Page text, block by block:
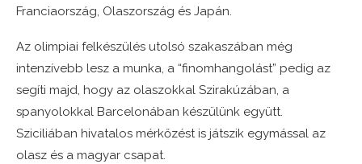
Franciaország, Olaszország és Japán.
Az olimpiai felkészülés utolsó szakaszában még
intenzívebb lesz a munka, a “finomhangolást” pedig az
segíti majd, hogy az olaszokkal Szirakúzában, a
spanyolokkal Barcelonában készülünk együtt.
Sziciliában hivatalos mérkőzést is játszik egymással az
olasz és a magyar csapat.